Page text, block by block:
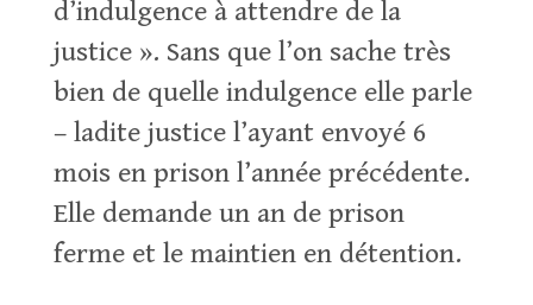
d’indulgence à attendre de la
justice ». Sans que l’on sache très
bien de quelle indulgence elle parle
– ladite justice l’ayant envoyé 6
mois en prison l’année précédente.
Elle demande un an de prison
ferme et le maintien en détention.